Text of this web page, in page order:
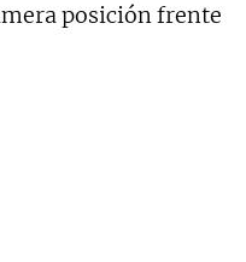
posición frente